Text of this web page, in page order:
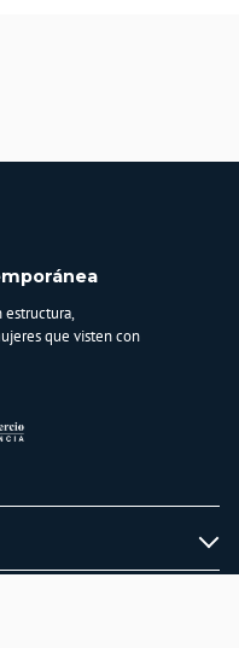
estructura,
que visten con